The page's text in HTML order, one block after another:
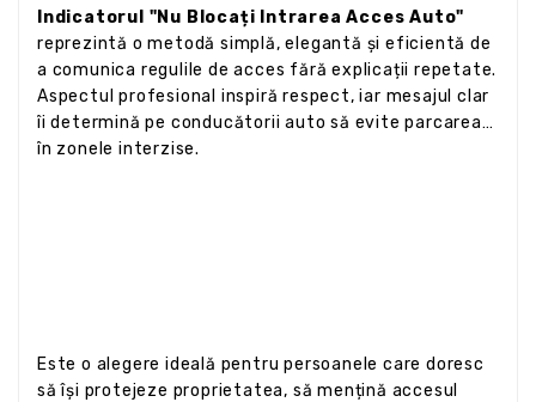
Indicatorul "Nu Blocați Intrarea Acces Auto"
reprezintă o metodă simplă, elegantă și eficientă de
a comunica regulile de acces fără explicații repetate.
Aspectul profesional inspiră respect, iar mesajul clar
îi determină pe conducătorii auto să evite parcarea
în zonele interzise.
Este o alegere ideală pentru persoanele care doresc
să își protejeze proprietatea, să mențină accesul